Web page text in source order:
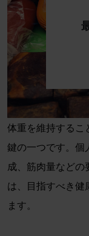
体重を維持するこ
鍵の一つです。個
成、筋肉量などの
は、目指すべき
ます。